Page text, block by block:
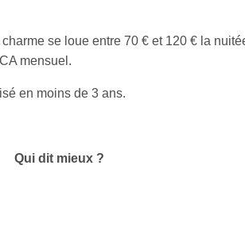
charme se loue entre 70 € et 120 € la
mensuel.
en moins de 3 ans.
Qui dit mieux ?